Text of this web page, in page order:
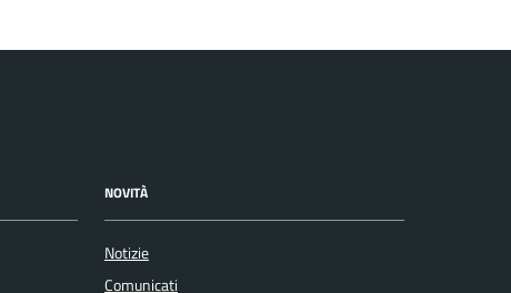
NOVITÀ
Notizie
Comunicati